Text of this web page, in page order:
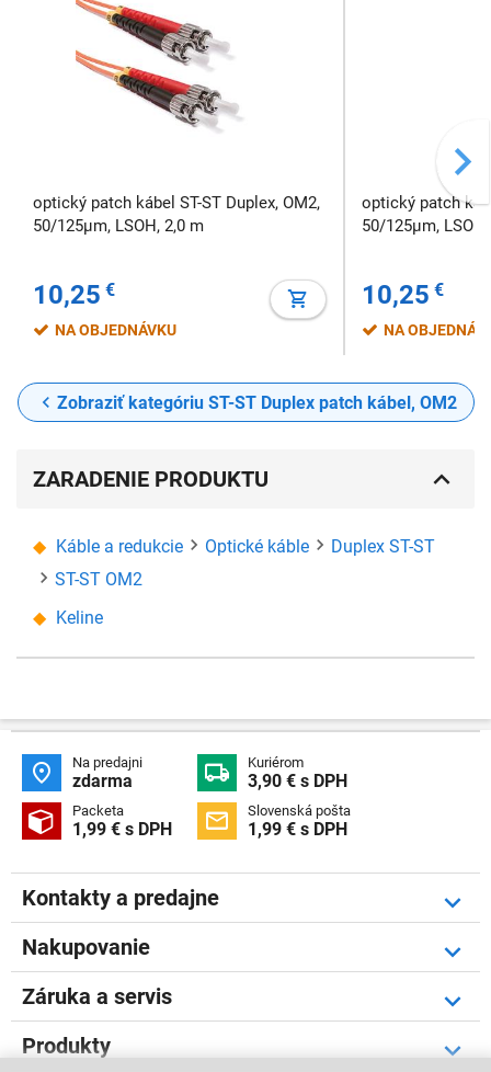
optický patch kábel ST-ST Duplex, OM2,
50/125µm, LSOH, 2,0 m
10,25 €
NA OBJEDNÁVKU
optický patch
50/125µm,
10,25 €
NA
Zobraziť kategóriu ST-ST Duplex patch kábel, OM2
ZARADENIE PRODUKTU
Káble a redukcie Optické káble
Duplex ST-ST
ST-ST OM2
Keline
 Na predajni
zdarma  Kuriérom
3,90 € s DPH
 Packeta
1,99 € s DPH  Slovenská pošta
1,99 € s DPH
Kontakty a predajne
Nakupovanie
Záruka a servis
Produkty